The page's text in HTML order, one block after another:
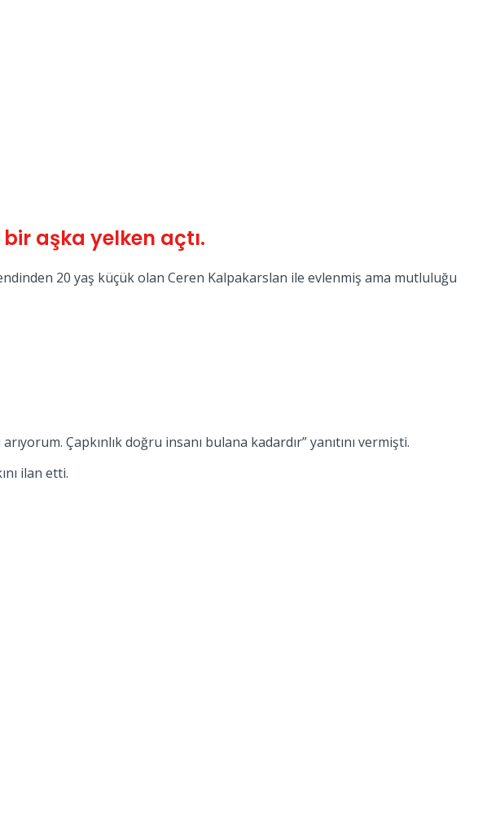
aşka yelken açtı.
20 yaş küçük olan Ceren Kalpakarslan ile evlenmiş ama mutluluğu
Çapkınlık doğru insanı bulana kadardır” yanıtını vermişti.
ilan etti.